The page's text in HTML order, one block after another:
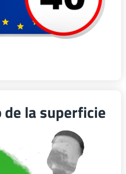
日本語
العربية
la superficie